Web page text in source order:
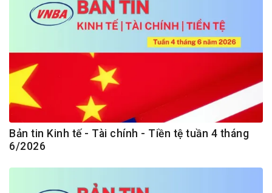
Bản tin Kinh tế - Tài chính - Tiền tệ tuần 4 tháng
6/2026